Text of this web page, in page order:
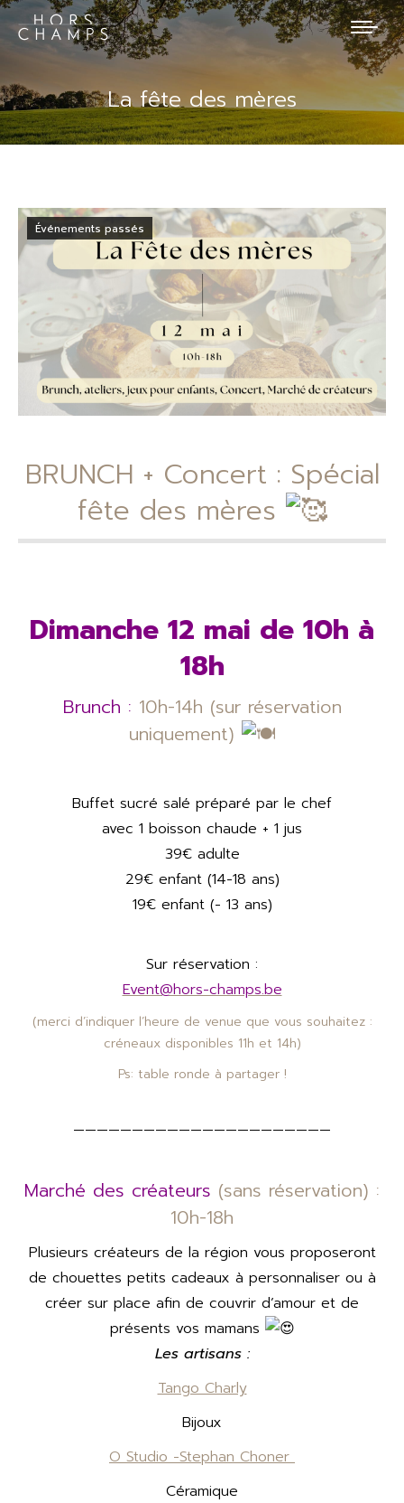
La fête des mères
Événements passés
BRUNCH + Concert : Spécial
fête des mères
Dimanche 12 mai de 10h à
18h
Brunch : 10h-14h (sur réservation
uniquement)
Buffet sucré salé préparé par le chef
avec 1 boisson chaude + 1 jus
39€ adulte
29€ enfant (14-18 ans)
19€ enfant (- 13 ans)
Sur réservation :
Event@hors-champs.be
(merci d’indiquer l’heure de venue que vous souhaitez :
créneaux disponibles 11h et 14h)
Ps: table ronde à partager !
——————————————————————
Marché des créateurs (sans réservation) :
10h-18h
Plusieurs créateurs de la région vous proposeront
de chouettes petits cadeaux à personnaliser ou à
créer sur place afin de couvrir d’amour et de
présents vos mamans
Les artisans :
Tango Charly
Bijoux
O Studio -Stephan Choner
Céramique